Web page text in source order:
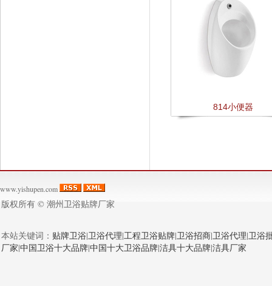
814小便器
www.yishupen.com
版权所有 © 潮州卫浴贴牌厂家
本站关键词： 贴牌卫浴|卫浴代理|工程卫浴贴牌|卫浴招商|卫浴代理|卫浴
厂家|中国卫浴十大品牌|中国十大卫浴品牌|洁具十大品牌|洁具厂家